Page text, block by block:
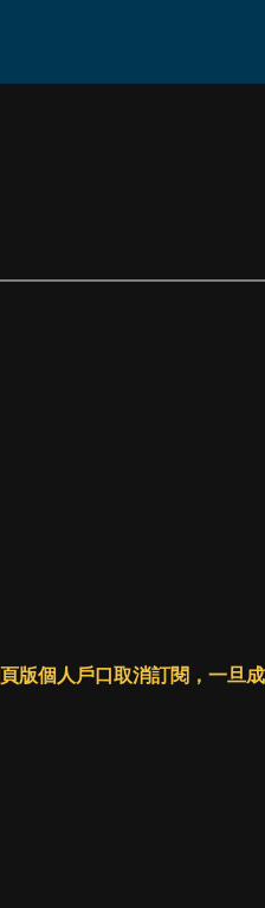
版個人戶口取消訂閱，一旦